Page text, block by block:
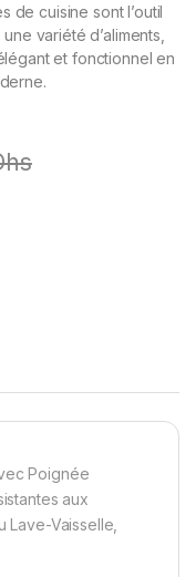
de cuisine sont l’outil
variété d’aliments,
et fonctionnel en
Poignée
aux
Lave-Vaisselle,